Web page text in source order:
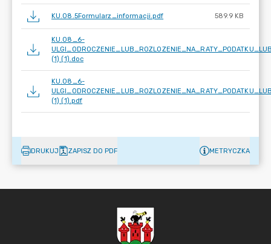
KU.08.5Formularz_informacji.pdf 589.9 KB
KU.08_6-
(1) (1).doc
KU.08_6-
(1) (1).pdf
DRUKUJ ZAPISZ DO PDF METRYCZKA